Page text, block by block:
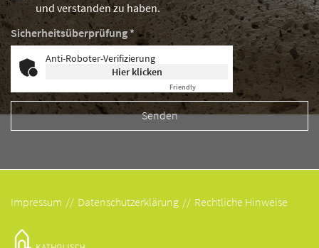
und verstanden zu haben.
Sicherheitsüberprüfung *
Anti-Roboter-Verifizierung
Hier klicken
Friendly
Impressum Datenschutzerklärung Rechtliche Hinweise